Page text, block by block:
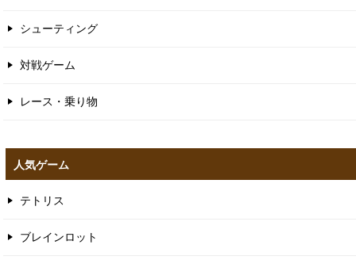
シューティング
対戦ゲーム
レース・乗り物
人気ゲーム
テトリス
ブレインロット